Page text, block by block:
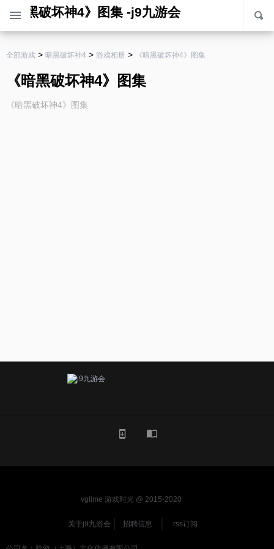
《暗黑破坏神4》图集 -j9九游会
全部游戏 > 暗黑破坏神4 > 游戏相册 > 《暗黑破坏神4》图集
《暗黑破坏神4》图集
《暗黑破坏神4》图集
vgtime 游戏时光 @ 2015-2020
关于j9九游会 招聘信息 rss订阅